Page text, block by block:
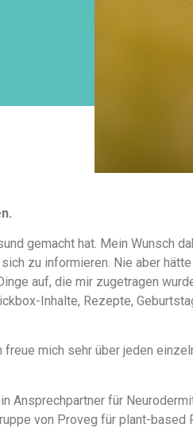
gemacht hat. Mein Wunsch
zu informieren. Nie aber
auf, die mir zugetragen
Inhalte, Rezepte,
mich sehr über jeden
Ansprechpartner für
von Proveg für plant-